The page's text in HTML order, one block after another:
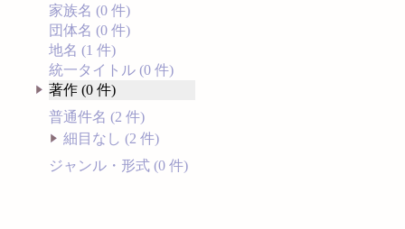
家族名 (0 件)
団体名 (0 件)
地名 (1 件)
統一タイトル (0 件)
著作 (0 件)
普通件名 (2 件)
細目なし (2 件)
ジャンル・形式 (0 件)